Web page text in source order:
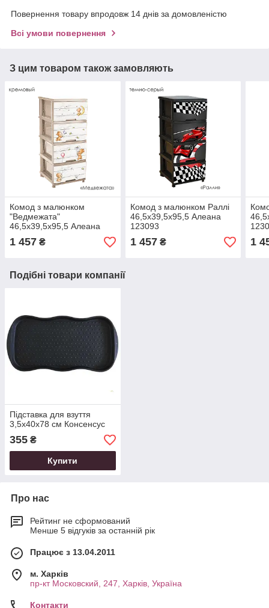
Повернення товару впродовж 14 днів за домовленістю
Всі умови повернення
З цим товаром також замовляють
Комод з малюнком
"Ведмежата"
46,5х39,5х95,5 Алеана
123093
1 457 ₴
Комод з малюнком Раллі
46,5х39,5х95,5 Алеана
123093
1 457₴ 1
Подібні товари компанії
Підставка для взуття
3,5х40х78 см Консенсус
355 ₴
Купити
Про нас
Рейтинг не сформований
Менше 5 відгуків за останній рік
Працює з 13.04.2011
м. Харків
пр-кт Московский, 247, Харків, Україна
Контакти